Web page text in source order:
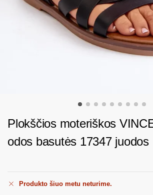
Plokščios moteriškos
odos basutės 17347 juodos
Produkto šiuo metu neturime.